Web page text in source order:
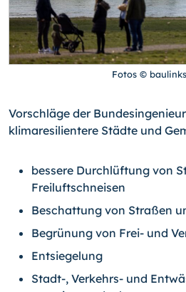
Fotos ©
Vorschläge der
klimaresilientere Städte und
bessere Durchlüftung von
Freiluftschneisen
Beschattung von Straßen
Begrünung von Frei- und
Entsiegelung
Stadt-, Verkehrs- und